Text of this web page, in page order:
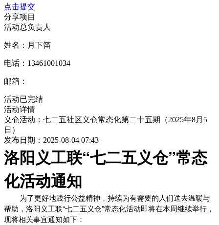
点击提交
分享项目
活动总负责人
姓名：月下笛
电话：13461001034
邮箱：
活动已完结
活动详情
义仓活动：七二五社区义仓常态化第二十五期（2025年8月5
日）
发布日期：2025-08-04 07:43
洛阳义工联“七二五义仓”常态
化活动通知
为了更好地践行公益精神，持续为有需要的人们送去温暖与
帮助，洛阳义工联“七二五义仓”常态化活动即将在本周继续举行，
现将相关事宜通知如下：